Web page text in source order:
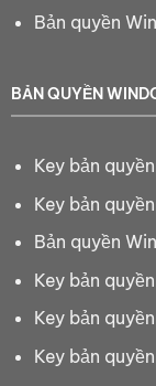
Bản quyền
BẢN QUYỀN
Key bản
Key bản
Bản quyền
Key bản
Key bản
Key bản